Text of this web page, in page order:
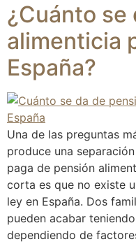
¿Cuánto se
alimenticia
España?
Una de las preguntas
produce una
paga de pensión
corta es que no existe
ley en España. Dos
pueden acabar
dependiendo de